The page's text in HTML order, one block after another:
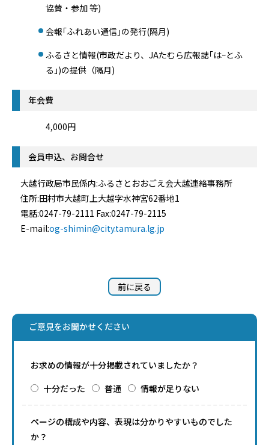
協賛・参加 等)
会報｢ふれあい通信｣の発行(隔月)
ふるさと情報(市政だより、JAたむら広報誌｢はｰとふ
る｣)の提供（隔月)
年会費
4,000円
会員申込、お問合せ
大越行政局市民係内:ふるさとおおごえ会大越連絡事務所
住所:田村市大越町上大越字水神宮62番地1
電話:0247-79-2111 Fax:0247-79-2115
E-mail:og-shimin@city.tamura.lg.jp
前に戻る
ご意見をお聞かせください
お求めの情報が十分掲載されていましたか？
十分だった
普通 情報が足りない
ページの構成や内容、表現は分かりやすいものでした
か？